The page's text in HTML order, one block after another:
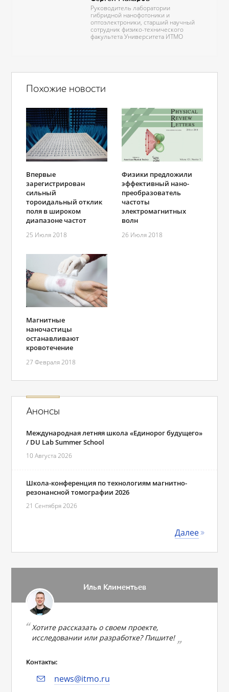
Руководитель лаборатории
гибридной нанофотоники и
оптоэлектроники, старший научный
сотрудник физико-технического
факультета Университета ИТМО
Похожие новости
Впервые
зарегистрирован
сильный
тороидальный отклик
поля в широком
диапазоне частот
25 Июля 2018
Физики предложили
эффективный нано-
преобразователь
частоты
электромагнитных
волн
26 Июля 2018
Магнитные
наночастицы
останавливают
кровотечение
27 Февраля 2018
Анонсы
Международная летняя школа «Единорог будущего»
/ DU Lab Summer School
10 Августа 2026
Школа-конференция по технологиям магнитно-
резонансной томографии 2026
21 Сентября 2026
Далее
Илья Климентьев
Хотите рассказать о своем проекте,
исследовании или разработке? Пишите!
Контакты:
news@itmo.ru